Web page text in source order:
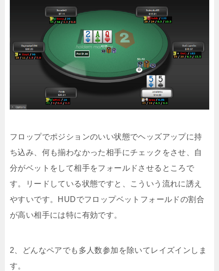
フロップでポジションのいい状態でヘッズアップに持
ち込み、何も揃わなかった相手にチェックをさせ、自
分がベットをして相手をフォールドさせるところで
す。リードしている状態ですと、こういう流れに誘え
やすいです。HUDでフロップベットフォールドの割合
が高い相手には特に有効です。
2、どんなペアでも多人数参加を除いてレイズインしま
す。